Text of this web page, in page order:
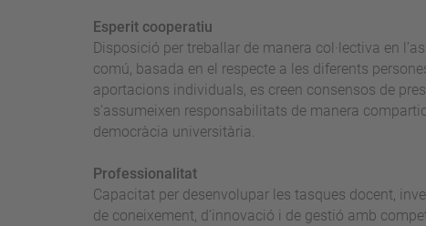
Esperit cooperatiu
Disposició per treballar de manera col·lectiva en
comú, basada en el respecte a les diferents
aportacions individuals, es creen consensos de
s’assumeixen responsabilitats de manera
democràcia universitària.
Professionalitat
Capacitat per desenvolupar les tasques docent,
de coneixement, d’innovació i de gestió amb